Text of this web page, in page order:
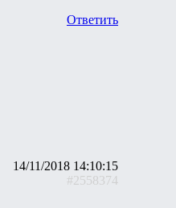
Ответить
14/11/2018 14:10:15
#2558374